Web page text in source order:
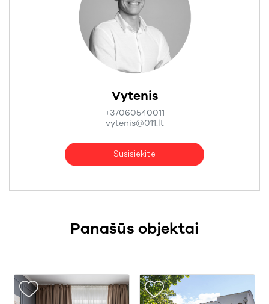
Vytenis
+37060540011
vytenis@011.lt
Susisiekite
Panašūs objektai